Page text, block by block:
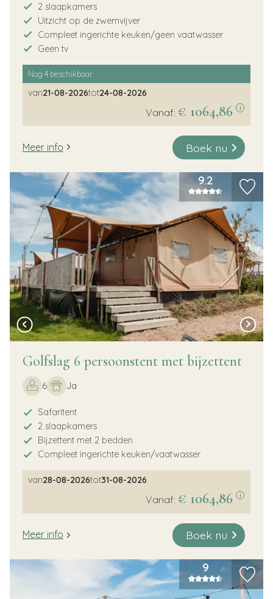
2 slaapkamers
Uitzicht op de zwemvijver
Compleet ingerichte keuken/geen vaatwasser
Geen tv
Nog4 beschikbaar.
van21-08-2026tot24-08-2026
Vanaf: € 1064,86 i
Meer info Boek nu
9.2
Golfslag 6 persoonstent met bijzettent
6 Ja
Safaritent
2 slaapkamers
Bijzettent met 2 bedden
Compleet ingerichte keuken/vaatwasser
van28-08-2026tot31-08-2026
Vanaf: € 1064,86 i
Meer info Boek nu
9